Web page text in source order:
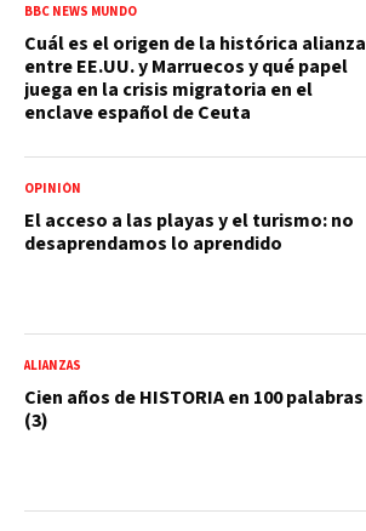
BBC NEWS MUNDO
Cuál es el origen de la histórica alianza
entre EE.UU. y Marruecos y qué papel
juega en la crisis migratoria en el
enclave español de Ceuta
OPINIÓN
El acceso a las playas y el turismo: no
desaprendamos lo aprendido
ALIANZAS
Cien años de HISTORIA en 100 palabras
(3)